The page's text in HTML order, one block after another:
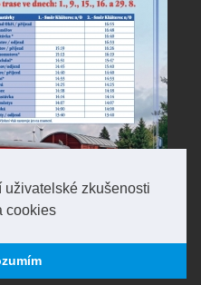
zkušenosti
cookies